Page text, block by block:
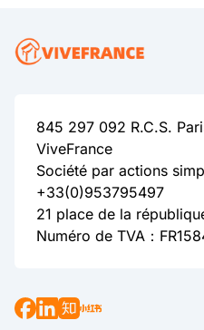
845 297 092 R.C.S.
ViveFrance
Société par actions
+33(0)953795497
21 place de la
Numéro de TVA：